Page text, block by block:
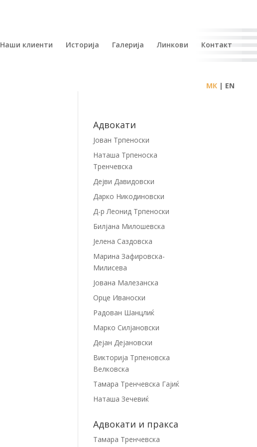
Наши клиенти Историја Галерија Линкови Контакт
| EN
Адвокати
Јован Трпеноски
Наташа Трпеноска
Тренчевска
Дејви Давидовски
Дарко Никодиновски
Д-р Леонид Трпеноски
Билјана Милошевска
Јелена Саздовска
Марина Зафировска-
Милисева
Јована Малезанска
Орце Иваноски
Радован Шанцлиќ
Марко Силјановски
Дејан Дејановски
Викторија Трпеновска
Велковска
Тамара Тренчевска Гајиќ
Наташа Зечевиќ
Адвокати и пракса
Тамара Тренчевска